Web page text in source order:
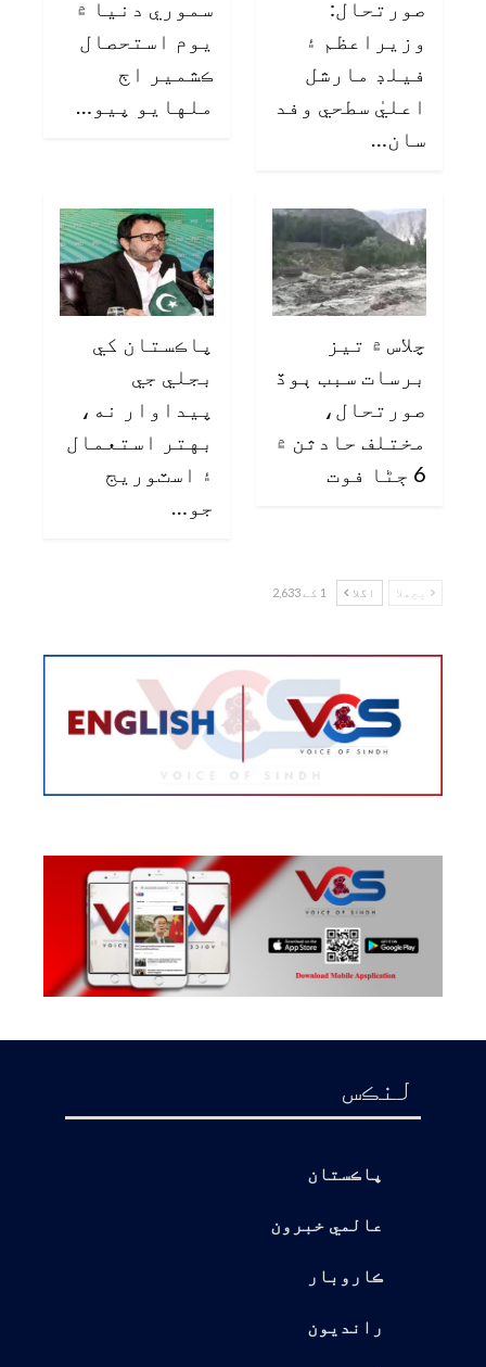
صورتحال:
وزيراعظم ۽
فيلڊ مارشل
اعليٰ سطحي وفد
سان…
سموري دنيا ۾
يوم استحصال
ڪشمير اڄ
ملهايو پيو…
چلاس ۾ تيز
برسات سبب ٻوڏ
صورتحال،
مختلف حادثن ۾
6 ڄڻا فوت
پاڪستان کي
بجلي جي
پيداوار نه،
بهتر استعمال
۽ اسٽوريج
جو…
پچھلا اگلا 1 کے 2,633
لنڪس
پاڪستان
عالمي خبرون
ڪاروبار
رانديون